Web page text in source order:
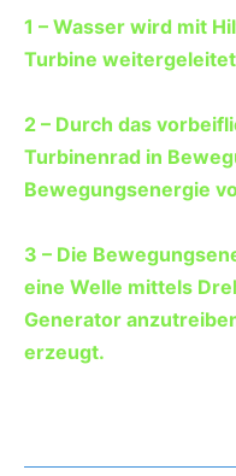
1 – Wasser wird mit
Turbine
2 – Durch das
Turbinenrad in
Bewegungsenergie
3 – Die
eine Welle mittels
Generator
erzeugt.